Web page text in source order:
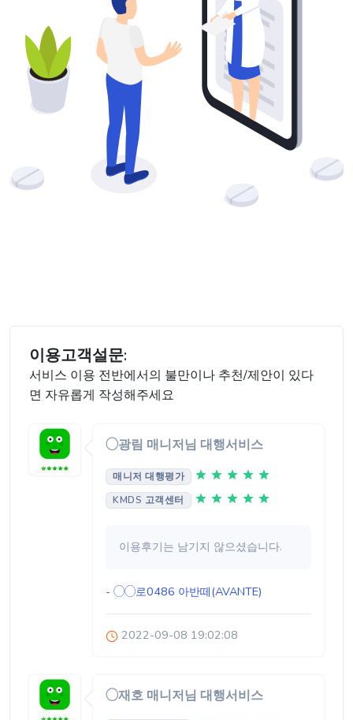
이용고객설문:
서비스 이용 전반에서의 불만이나 추천/제안이 있다
면 자유롭게 작성해주세요
◯광림 매니저님 대행서비스
매니저 대행평가
KMDS 고객센터
이용후기는 남기지 않으셨습니다.
- ◯◯로0486 아반떼(AVANTE)
2022-09-08 19:02:08
◯재호 매니저님 대행서비스